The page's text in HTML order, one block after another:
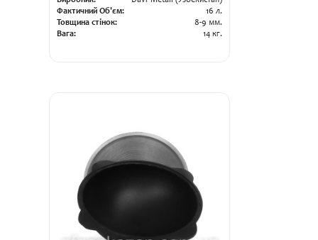
Фактичний Об'єм:
16 л.
Товщина стінок:
8-9 мм.
Вага:
14 кг.